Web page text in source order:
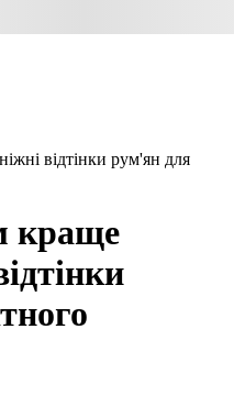
відтінки рум'ян для
краще